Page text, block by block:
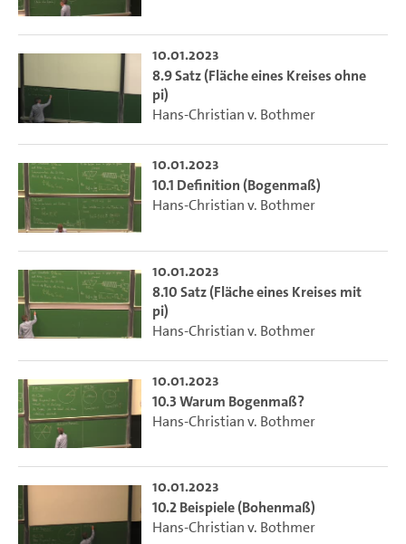
10.01.2023
8.9 Satz (Fläche eines Kreises ohne
pi)
Hans-Christian v. Bothmer
10.01.2023
10.1 Definition (Bogenmaß)
Hans-Christian v. Bothmer
10.01.2023
8.10 Satz (Fläche eines Kreises mit
pi)
Hans-Christian v. Bothmer
10.01.2023
10.3 Warum Bogenmaß?
Hans-Christian v. Bothmer
10.01.2023
10.2 Beispiele (Bohenmaß)
Hans-Christian v. Bothmer